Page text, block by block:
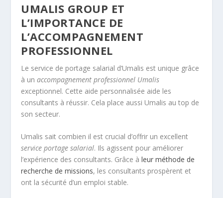
UMALIS GROUP ET
L’IMPORTANCE DE
L’ACCOMPAGNEMENT
PROFESSIONNEL
Le service de portage salarial d’Umalis est unique grâce
à unaccompagnement professionnel Umalis
exceptionnel. Cette aide personnalisée aide les
consultants à réussir. Cela place aussi Umalis au top de
son secteur.
Umalis sait combien il est crucial d’offrir un excellent
service portage salarial. Ils agissent pour améliorer
l’expérience des consultants. Grâce àleur méthode de
recherche de missions, les consultants prospèrent et
ont la sécurité d’un emploi stable.